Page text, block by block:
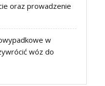
oraz prowadzenie
w
wóz do